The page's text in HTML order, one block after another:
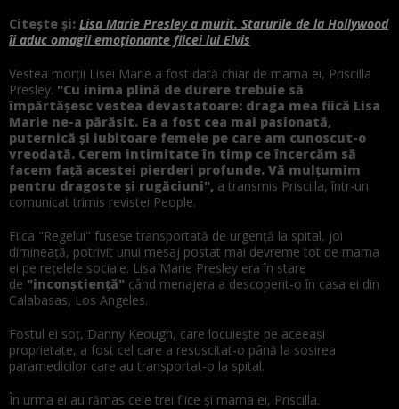
Citește și: Lisa Marie Presley a murit. Starurile de la Hollywood
îi aduc omagii emoționante fiicei lui Elvis
Vestea morții Lisei Marie a fost dată chiar de mama ei, Priscilla
Presley. "Cu inima plină de durere trebuie să
împărtăşesc vestea devastatoare: draga mea fiică Lisa
Marie ne-a părăsit. Ea a fost cea mai pasionată,
puternică și iubitoare femeie pe care am cunoscut-o
vreodată. Cerem intimitate în timp ce încercăm să
facem față acestei pierderi profunde. Vă mulțumim
pentru dragoste și rugăciuni", a transmis Priscilla, într-un
comunicat trimis revistei People.
Fiica "Regelui" fusese transportată de urgenţă la spital, joi
dimineaţă, potrivit unui mesaj postat mai devreme tot de mama
ei pe reţelele sociale. Lisa Marie Presley era în stare
de "inconştienţă" când menajera a descoperit-o în casa ei din
Calabasas, Los Angeles.
Fostul ei soţ, Danny Keough, care locuieşte pe aceeași
proprietate, a fost cel care a resuscitat-o până la sosirea
paramedicilor care au transportat-o la spital.
În urma ei au rămas cele trei fiice și mama ei, Priscilla.